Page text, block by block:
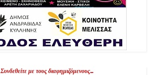
Συνδεθείτε με τους διαφημιζόμενους...